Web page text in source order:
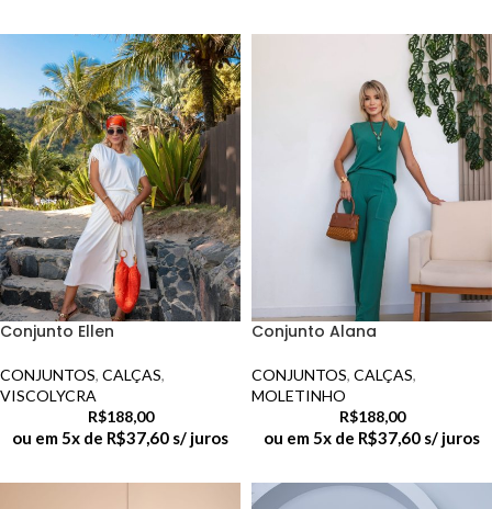
Conjunto Ellen
CONJUNTOS, CALÇAS,
VISCOLYCRA
R$188,00
ou em 5x de R$37,60 s/ juros
Conjunto Alana
CONJUNTOS, CALÇAS,
MOLETINHO
R$188,00
ou em 5x de R$37,60 s/ juros